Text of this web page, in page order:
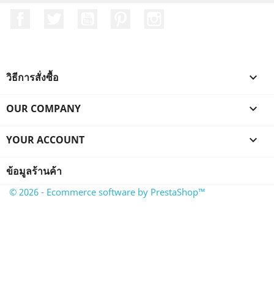
วิธีการสั่งซื้อ 
OUR COMPANY 
YOUR ACCOUNT 
ข้อมูลร้านค้า
© 2026 - Ecommerce software by PrestaShop™